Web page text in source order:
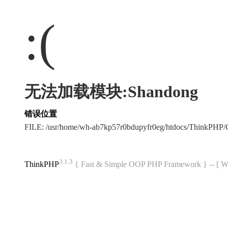
:(
无法加载模块:Shandong
错误位置
FILE: /usr/home/wh-ab7kp57r0bdupyfr0eg/htdocs/
ThinkPHP3.1.3 { Fast & Simple OOP PHP Framework } -- [